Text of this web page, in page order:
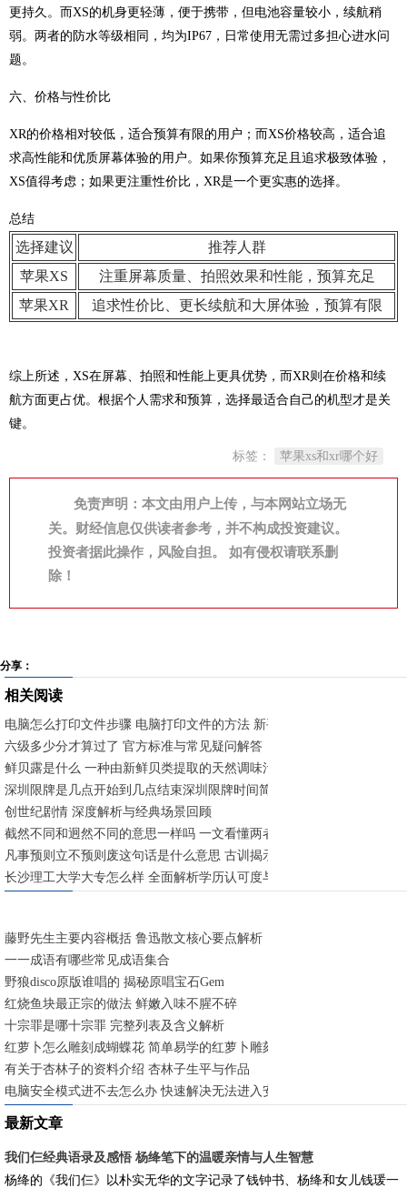
更持久。而XS的机身更轻薄，便于携带，但电池容量较小，续航稍
弱。两者的防水等级相同，均为IP67，日常使用无需过多担心进水问
题。
六、价格与性价比
XR的价格相对较低，适合预算有限的用户；而XS价格较高，适合追
求高性能和优质屏幕体验的用户。如果你预算充足且追求极致体验，
XS值得考虑；如果更注重性价比，XR是一个更实惠的选择。
总结
选择建议
推荐人群
苹果XS
注重屏幕质量、拍照效果和性能，预算充足
苹果XR
追求性价比、更长续航和大屏体验，预算有限
综上所述，XS在屏幕、拍照和性能上更具优势，而XR则在价格和续
航方面更占优。根据个人需求和预算，选择最适合自己的机型才是关
键。
标签： 苹果xs和xr哪个好
免责声明：本文由用户上传，与本网站立场无
关。财经信息仅供读者参考，并不构成投资建议。
投资者据此操作，风险自担。 如有侵权请联系删
除！
分享：
相关阅读
电脑怎么打印文件步骤 电脑打印文件的方法 新手快速入门指南
六级多少分才算过了 官方标准与常见疑问解答
鲜贝露是什么 一种由新鲜贝类提取的天然调味汁
深圳限牌是几点开始到几点结束深圳限牌时间简述 工作日早晚高峰限行
创世纪剧情 深度解析与经典场景回顾
截然不同和迥然不同的意思一样吗 一文看懂两者异同
凡事预则立不预则废这句话是什么意思 古训揭示提前规划的重要性
长沙理工大学大专怎么样 全面解析学历认可度与就业前景
藤野先生主要内容概括 鲁迅散文核心要点解析
一一成语有哪些常见成语集合
野狼disco原版谁唱的 揭秘原唱宝石Gem
红烧鱼块最正宗的做法 鲜嫩入味不腥不碎
十宗罪是哪十宗罪 完整列表及含义解析
红萝卜怎么雕刻成蝴蝶花 简单易学的红萝卜雕刻技法
有关于杏林子的资料介绍 杏林子生平与作品
电脑安全模式进不去怎么办 快速解决无法进入安全模式的方法
最新文章
我们仨经典语录及感悟 杨绛笔下的温暖亲情与人生智慧
杨绛的《我们仨》以朴实无华的文字记录了钱钟书、杨绛和女儿钱瑗一